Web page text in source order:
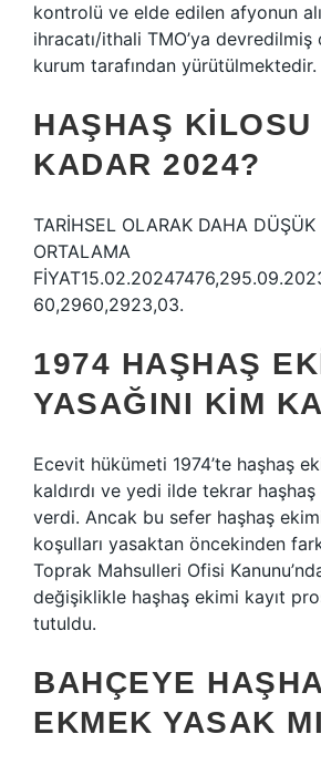
kontrolü ve elde edilen afyonun
ihracatı/ithali TMO’ya devredilmiş
kurum tarafından yürütülmektedir.
HAŞHAŞ KILOSU
KADAR 2024?
TARİHSEL OLARAK DAHA DÜŞÜK
ORTALAMA
60,2960,2923,03.
1974 HAŞHAŞ
YASAĞINI KIM
Ecevit hükümeti 1974’te haşhaş
kaldırdı ve yedi ilde tekrar
verdi. Ancak bu sefer haşhaş
koşulları yasaktan öncekinden
Toprak Mahsulleri Ofisi
değişiklikle haşhaş ekimi kayıt
tutuldu.
BAHÇEYE
EKMEK YASAK